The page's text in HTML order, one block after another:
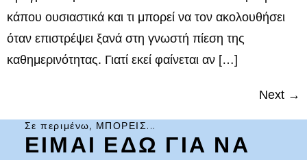
κάπου ουσιαστικά και τι μπορεί να τον ακολουθήσει
όταν επιστρέψει ξανά στη γνωστή πίεση της
καθημερινότητας. Γιατί εκεί φαίνεται αν […]
Next →
Σε περιμένω, ΜΠΟΡΕΙΣ...
ΕΙΜΑΙ ΕΔΩ ΓΙΑ ΝΑ